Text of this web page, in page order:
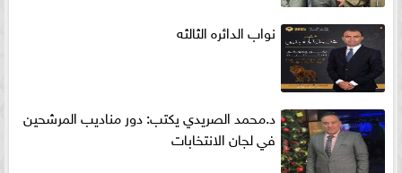
نواب الدائره الثالثه
د.محمد الصريدي يكتب: دور مناديب المرشحين
في لجان الانتخابات